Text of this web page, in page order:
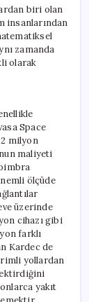
ve
Ekonomik
Yolunu
Keşfetti
için
biri olan
insanlarından
zamanda
olarak
Space
milyon
maliyeti
ölçüde
üzerinde
cihazı gibi
farklı
Kardec de
yollardan
yakıt